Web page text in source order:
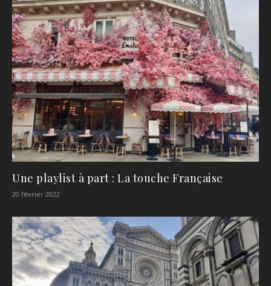
Une playlist à part : La touche Française
20 février 2022